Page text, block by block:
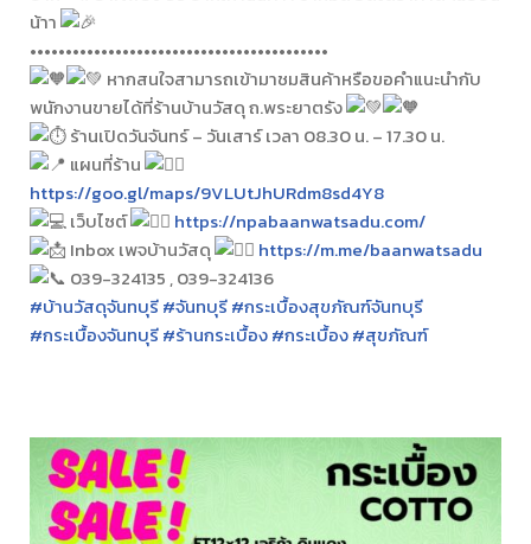
น้าา
••••••••••••••••••••••••••••••••••••••••••
หากสนใจสามารถเข้ามาชมสินค้าหรือขอคำแนะนำกับ
พนักงานขายได้ที่ร้านบ้านวัสดุ ถ.พระยาตรัง
ร้านเปิดวันจันทร์ – วันเสาร์ เวลา 08.30 น. – 17.30 น.
แผนที่ร้าน
https://goo.gl/maps/9VLUtJhURdm8sd4Y8
เว็บไซต์
https://npabaanwatsadu.com/
Inbox เพจบ้านวัสดุ
https://m.me/baanwatsadu
039-324135 , 039-324136
#บ้านวัสดุจันทบุรี#จันทบุรี#กระเบื้องสุขภัณฑ์จันทบุรี
#กระเบื้องจันทบุรี#ร้านกระเบื้อง#กระเบื้อง#สุขภัณฑ์